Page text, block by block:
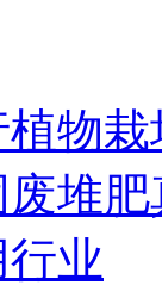
物
堆
业